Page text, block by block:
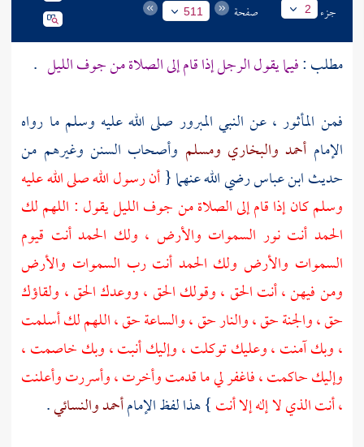
جزء 2 صفحة 511
مطلب :فيما يقول الرجل إذا قام إلى الصلاة من جوف الليل .
فمن المأثور ، عن النبي المبرور صلى الله عليه وسلم ما رواه
الإمام أحمد والبخاري ومسلم وأصحاب السنن وغيرهم من
حديث ابن عباس رضي الله عنهما {أن رسول الله صلى الله عليه
وسلم كان إذا قام إلى الصلاة من جوف الليل يقول : اللهم لك
الحمد أنت نور السموات والأرض ، ولك الحمد أنت قيوم
السموات والأرض ولك الحمد أنت رب السموات والأرض
ومن فيهن ، أنت الحق ، وقولك الحق ، ووعدك الحق ، ولقاؤك
حق ، والجنة حق ، والنار حق ، والساعة حق ، اللهم لك أسلمت
، وبك آمنت ، وعليك توكلت ، وإليك أنبت ، وبك خاصمت ،
وإليك حاكمت ، فاغفر لي ما قدمت وأخرت ، وأسررت وأعلنت
، أنت الذي لا إله إلا أنت} هذا لفظ الإمامأحمدوالنسائي.